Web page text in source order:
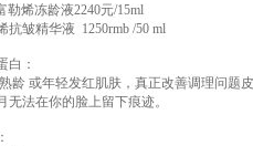
勒烯冻龄液2240元/15ml
抗皱精华液 1250rmb /50 ml
白：
龄 或年轻发红肌肤，真正改善调理问题
无法在你的脸上留下痕迹。